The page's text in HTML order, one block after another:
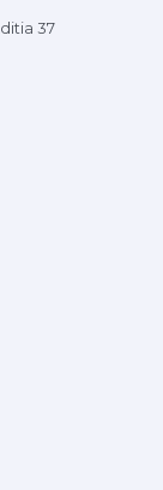
37